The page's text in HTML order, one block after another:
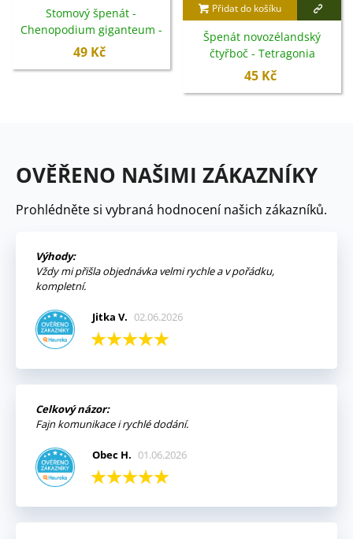
Stomový špenát -
Chenopodium giganteum -
semena - 300 ks
49 Kč
Přidat do košíku
Špenát novozélandský
čtyřboč - Tetragonia
tetragonioides - semena -
45 Kč
OVĚŘENO NAŠIMI ZÁKAZNÍKY
Prohlédněte si vybraná hodnocení našich zákazníků.
Výhody:
Vždy mi přišla objednávka velmi rychle a v pořádku,
kompletní.
Jitka V. 02.06.2026
Celkový názor:
Fajn komunikace i rychlé dodání.
Obec H. 01.06.2026